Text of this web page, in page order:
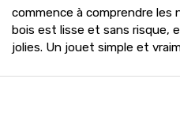
commence à comprendre
bois est lisse et sans risque,
jolies. Un jouet simple et